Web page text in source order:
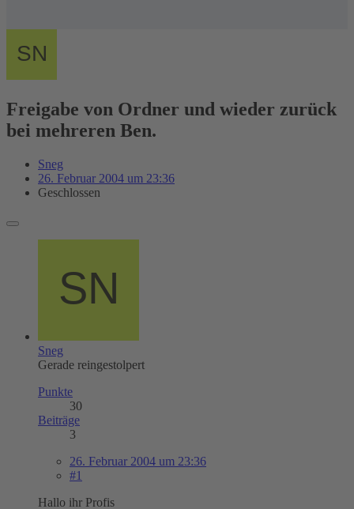
Freigabe von Ordner und wieder zurück
bei mehreren Ben.
Sneg
26. Februar 2004 um 23:36
Geschlossen
Sneg
Gerade reingestolpert
Punkte
30
Beiträge
3
26. Februar 2004 um 23:36
#1
Hallo ihr Profis